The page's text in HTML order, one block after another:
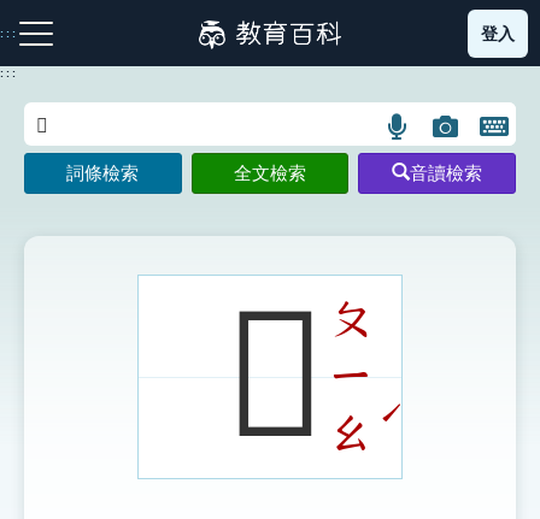
到
主
:::
注音索引圖示 筆畫索引圖示 部首索引表圖示
登入
:::
語
言
搜
示
圖
片
搜
開
鍵
圖
詞條檢索 全文檢索 音讀檢索
𤬣 ㄆ
ㄧ
ㄠ
ˊ